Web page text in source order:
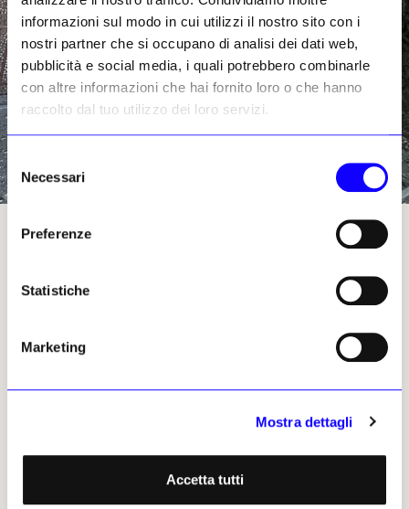
informazioni sul modo in cui utilizzi il nostro sito con i
nostri partner che si occupano di analisi dei dati web,
pubblicità e social media, i quali potrebbero combinarle
con altre informazioni che hai fornito loro o che hanno
raccolto dal tuo utilizzo dei loro servizi.
del
consenso
Necessari
Preferenze
Statistiche
Marketing
Mostra dettagli
Accetta tutti
Uno dei monumenti iraniani recentemente colpiti durante il conflitto
Isfahan
prima volta da attacchi aerei il 9 marzo.
Grandi
si alzavano dalla piazza Naqsh-e Jahan, un
sito Patrimonio Mondiale Unesco di poco meno
attacco mirato all’edificio del governatore.
Isfahan è famosa per le suearchitetture del
XVII secolo